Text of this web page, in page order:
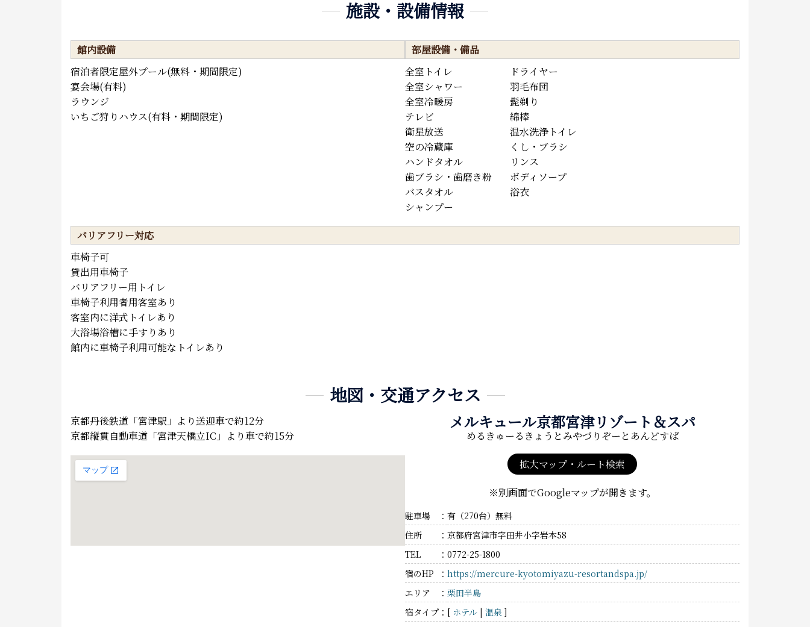
施設・設備情報
館内設備
宿泊者限定屋外プール(無料・期間限定)
宴会場(有料)
ラウンジ
いちご狩りハウス(有料・期間限定)
部屋設備・備品
全室トイレ
全室シャワー
全室冷暖房
テレビ
衛星放送
空の冷蔵庫
ハンドタオル
歯ブラシ・歯磨き粉
バスタオル
シャンプー
ドライヤー
羽毛布団
髭剃り
綿棒
温水洗浄トイレ
くし・ブラシ
リンス
ボディソープ
浴衣
バリアフリー対応
車椅子可
貸出用車椅子
バリアフリー用トイレ
車椅子利用者用客室あり
客室内に洋式トイレあり
大浴場浴槽に手すりあり
館内に車椅子利用可能なトイレあり
地図・交通アクセス
京都丹後鉄道「宮津駅」より送迎車で約12分
京都縦貫自動車道「宮津天橋立IC」より車で約15分
メルキュール京都宮津リゾート＆スパ
めるきゅーるきょうとみやづりぞーとあんどすぱ
拡大マップ・ルート検索
※別画面でGoogleマップが開きます。
駐車場
有（270台）無料
住所
京都府宮津市字田井小字岩本58
TEL
0772-25-1800
宿のHP
https://mercure-kyotomiyazu-resortandspa.jp/
エリア
栗田半島
宿タイプ
[ ホテル | 温泉 ]